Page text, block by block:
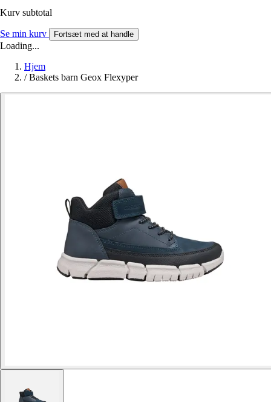
Kurv subtotal
Se min kurv Fortsæt med at handle
Loading...
Hjem
/ Baskets barn Geox Flexyper